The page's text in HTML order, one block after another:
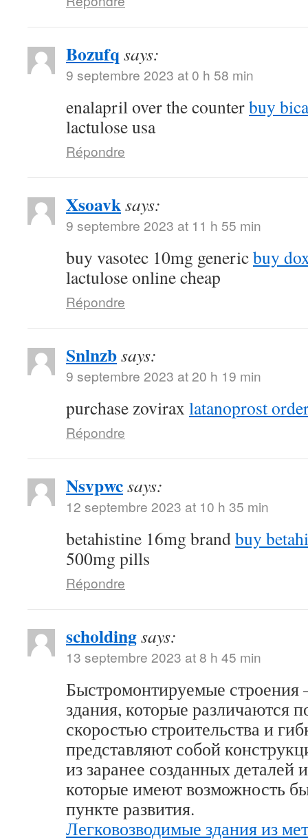
Bozufq says:
9 septembre 2023 at 0 h 58 min
enalapril over the counterbuy
lactulose usa
Répondre
Xsoavksays:
9 septembre 2023 at 11 h 55 min
buy vasotec 10mg genericbuy
lactulose online cheap
Répondre
Snlnzbsays:
9 septembre 2023 at 20 h 19 min
purchase zovirax latanoprost
Répondre
Nsvpwcsays:
12 septembre 2023 at 10 h 35 min
betahistine 16mg brandbuy
500mg pills
Répondre
scholdingsays:
13 septembre 2023 at 8 h 45 min
Быстромонтируемые строения
здания, которые различаются
скоростью строительства и
представляют собой
из заранее созданных деталей
которые имеют возможность
пункте развития.
Легковозводимые здания из